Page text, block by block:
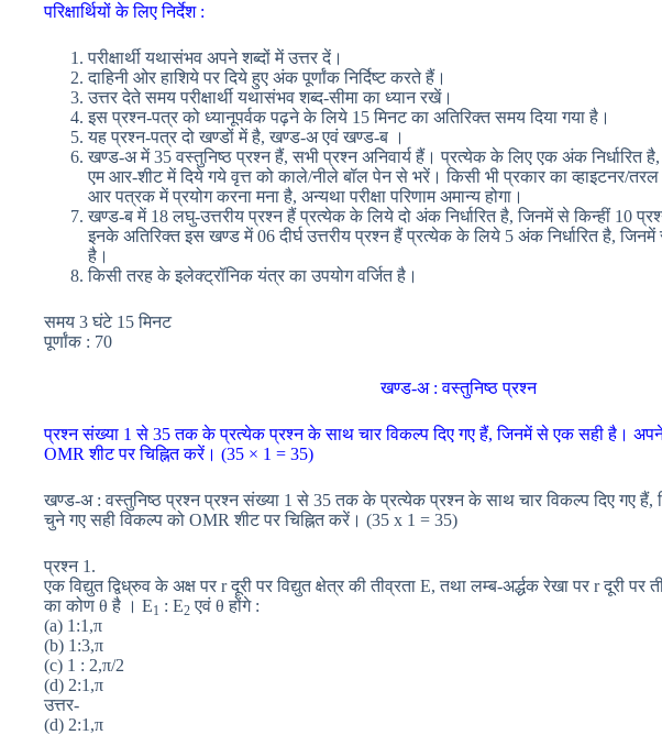
परिक्षार्थियों के लिए निर्देश :
परीक्षार्थी यथासंभव अपने शब्दों में उत्तर दें।
दाहिनी ओर हाशिये पर दिये हुए अंक पूर्णांक निर्दिष्ट करते हैं।
उत्तर देते समय परीक्षार्थी यथासंभव शब्द-सीमा का ध्यान रखें।
इस प्रश्न-पत्र को ध्यानूपर्वक पढ़ने के लिये 15 मिनट का अतिरिक्त समय दिया गया है।
यह प्रश्न-पत्र दो खण्डों में है, खण्ड-अ एवं खण्ड-ब ।
खण्ड-अ में 35 वस्तुनिष्ठ प्रश्न हैं, सभी प्रश्न अनिवार्य हैं। प्रत्येक के लिए एक अंक निर्धारित
एम आर-शीट में दिये गये वृत्त को काले/नीले बॉल पेन से भरें। किसी भी प्रकार का व्हाइटनर/
आर पत्रक में प्रयोग करना मना है, अन्यथा परीक्षा परिणाम अमान्य होगा।
खण्ड-ब में 18 लघु-उत्तरीय प्रश्न हैं प्रत्येक के लिये दो अंक निर्धारित है, जिनमें से किन्हीं 10
इनके अतिरिक्त इस खण्ड में 06 दीर्घ उत्तरीय प्रश्न हैं प्रत्येक के लिये 5 अंक निर्धारित है, जिनमें
है।
किसी तरह के इलेक्ट्रॉनिक यंत्र का उपयोग वर्जित है।
समय 3 घंटे 15 मिनट
पूर्णांक : 70
खण्ड-अ : वस्तुनिष्ठ प्रश्न
प्रश्न संख्या 1 से 35 तक के प्रत्येक प्रश्न के साथ चार विकल्प दिए गए हैं, जिनमें से एक सही है। अपने
OMR शीट पर चिह्नित करें। (35 × 1 = 35)
खण्ड-अ : वस्तुनिष्ठ प्रश्न प्रश्न संख्या 1 से 35 तक के प्रत्येक प्रश्न के साथ चार विकल्प दिए गए हैं,
चुने गए सही विकल्प को OMR शीट पर चिह्नित करें। (35 x 1 = 35)
प्रश्न 1.
एक विद्युत द्विध्रुव के अक्ष पर r दूरी पर विद्युत क्षेत्र की तीव्रता E, तथा लम्ब-अर्द्धक रेखा पर r दूरी पर
का कोण θ है । E1 : E2 एवं θ होंगे :
(a) 1:1,π
(b) 1:3,π
(c) 1 : 2,π/2
(d) 2:1,π
उत्तर-
(d) 2:1,π